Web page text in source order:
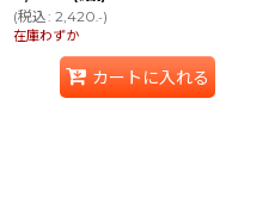
(税込: 2,420 .-)
在庫わずか
カートに入れる